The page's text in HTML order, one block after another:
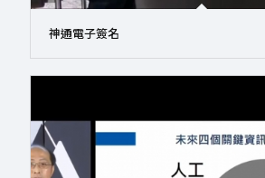
神通電子簽名